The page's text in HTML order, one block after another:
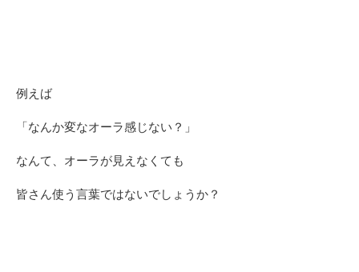
例えば
「なんか変なオーラ感じない？」
なんて、オーラが見えなくても
皆さん使う言葉ではないでしょうか？